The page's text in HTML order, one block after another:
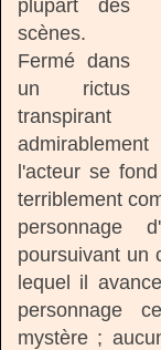
plupart des
scènes.
Fermé dans
un rictus
transpirant
l'acteur se
terriblement
personnage
poursuivant un
lequel il
personnage
mystère ;